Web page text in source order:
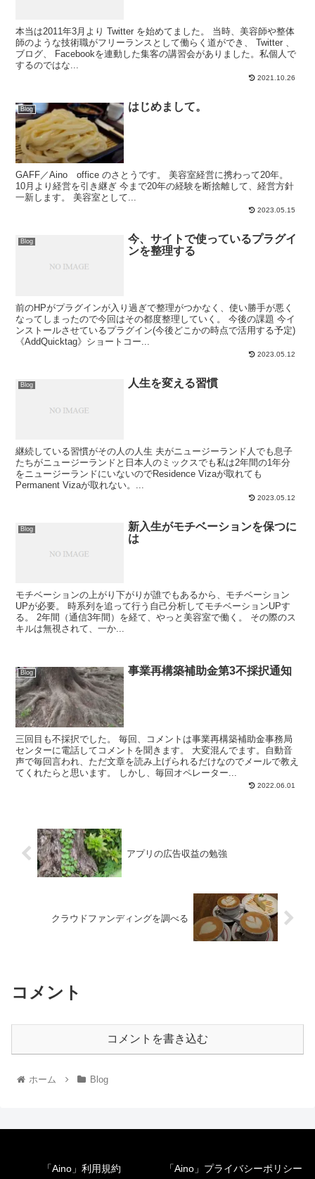
本当は2011年3月より Twitter を始めてました。 当時、美容師や整体
師のような技術職がフリーランスとして働らく道ができ、 Twitter 、
ブログ、 Facebookを連動した集客の講習会がありました。私個人で
するのではな...
2021.10.26
Blog はじめまして。
GAFF／Aino office のさとうです。 美容室経営に携わって20年。
10月より経営を引き継ぎ 今まで20年の経験を断捨離して、経営方針
一新します。 美容室として...
2023.05.15
Blog
今、サイトで使っているプラグイ
ンを整理する
前のHPがプラグインが入り過ぎで整理がつかなく、使い勝手が悪く
なってしまったので今回はその都度整理していく。 今後の課題 今イ
ンストールさせているプラグイン(今後どこかの時点で活用する予定)
《AddQuicktag》ショートコー...
2023.05.12
Blog 人生を変える習慣
継続している習慣がその人の人生 夫がニュージーランド人でも息子
たちがニュージーランドと日本人のミックスでも私は2年間の1年分
をニュージーランドにいないのでResidence Vizaが取れても
Permanent Vizaが取れない。...
2023.05.12
Blog
新入生がモチベーションを保つに
は
モチベーションの上がり下がりが誰でもあるから、モチベーション
UPが必要。 時系列を追って行う自己分析してモチベーションUPす
る。 2年間（通信3年間）を経て、やっと美容室で働く。 その際のス
キルは無視されて、一か...
Blog 事業再構築補助金第3不採択通知
三回目も不採択でした。 毎回、コメントは事業再構築補助金事務局
センターに電話してコメントを聞きます。 大変混んでます。自動音
声で毎回言われ、ただ文章を読み上げられるだけなのでメールで教え
てくれたらと思います。 しかし、毎回オペレーター...
2022.06.01
アプリの広告収益の勉強
クラウドファンディングを調べる
コメント
コメントを書き込む
ホーム Blog
「Aino」利用規約 「Aino」プライバシーポリシー